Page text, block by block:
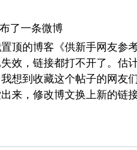
了一条微博
顶的博客《供新手网友参
效，链接都打不开了。估
想到收藏这个帖子的网友
来，修改博文换上新的链